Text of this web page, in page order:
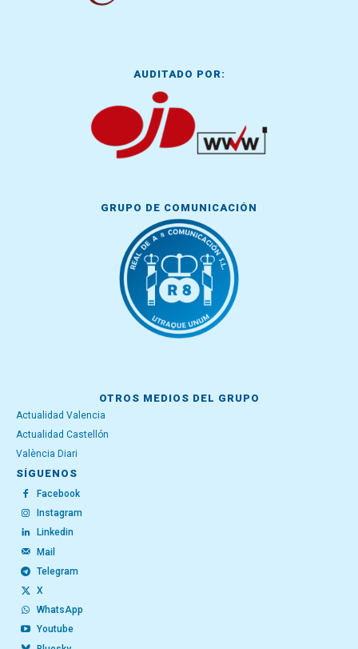
AUDITADO POR:
GRUPO DE COMUNICACIÓN
OTROS MEDIOS DEL GRUPO
Actualidad Valencia
Actualidad Castellón
València Diari
SÍGUENOS
Facebook
Instagram
Linkedin
Mail
Telegram
X
WhatsApp
Youtube